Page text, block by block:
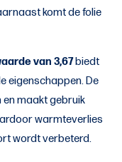
komt de folie
van 3,67biedt
eigenschappen. De
en maakt gebruik
warmteverlies
wordt verbeterd.